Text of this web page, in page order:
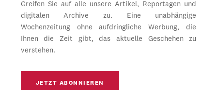
Greifen Sie auf alle unsere Artikel, Reportagen und
digitalen Archive zu. Eine unabhängige
Wochenzeitung ohne aufdringliche Werbung, die
Ihnen die Zeit gibt, das aktuelle Geschehen zu
verstehen.
JETZT ABONNIEREN